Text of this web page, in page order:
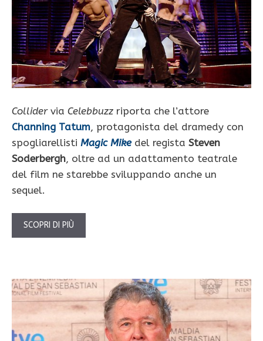
Collidervia Celebbuzz riporta che l’attore
Channing Tatum, protagonista del dramedy con
spogliarellisti Magic Mikedel regista Steven
Soderbergh, oltre ad un adattamento teatrale
del film ne starebbe sviluppando anche un
sequel.
SCOPRI DI PIÙ